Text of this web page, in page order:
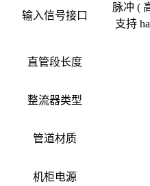
输入信号接口
脉冲 (
支持
直管段长度
整流器类型
管道材质
机柜电源